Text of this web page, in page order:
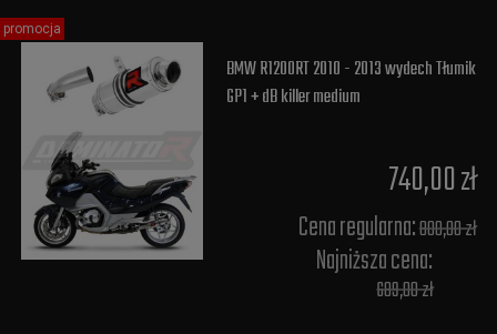
BMW R1200RT 2010 - 2013 wydech Tłumik
GP1 + dB killer medium
740,00 zł
Cena regularna:800,00 zł
Najniższa cena:
689,00 zł
promocja